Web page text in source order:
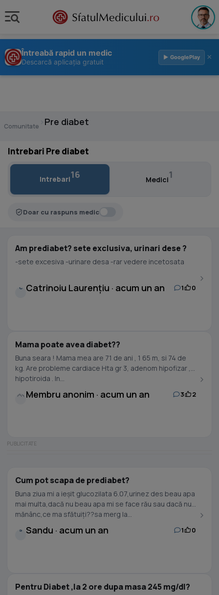
Întreabă rapid un medic
Descarcă aplicația gratuit
▶ GooglePlay ×
Comunitate Pre diabet
Intrebari Pre diabet
Intrebari16 Medici1
Doar cu raspuns medic
Am prediabet? sete exclusiva, urinari dese ?
-sete excesiva -urinare desa -rar vedere incetosata
C Catrinoiu Laurențiu · acum un an 1 0
Mama poate avea diabet??
Buna seara ! Mama mea are 71 de ani , 1 65 m, si 74 de
kg. Are probleme cardiace Hta gr 3, adenom hipofizar ,
hipotiroida . In...
Membru anonim · acum un an 3 2
Cum pot scapa de prediabet?
Buna ziua mi a ieșit glucozilata 6.07,urinez des beau apa
mai multa,dacă nu beau apa mi se face rău sau dacă nu
mănânc,ce ma sfătuiți??sa merg la...
S Sandu · acum un an 1 0
Pentru Diabet ,la 2 ore dupa masa 245 mg/dl?